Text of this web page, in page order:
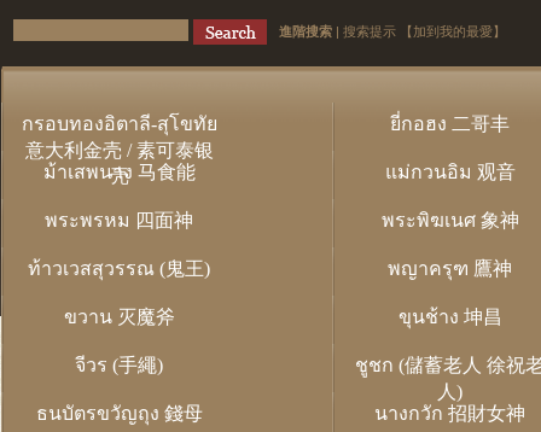
進階搜索 | 搜索提示 【加到我的最愛】
กรอบทองอิตาลี-สุโขทัย
意大利金壳 / 素可泰银
壳
ยี่กอฮง 二哥丰
ม้าเสพนาง 马食能 แม่กวนอิม 观音
พระพรหม 四面神 พระพิฆเนศ 象神
ท้าวเวสสุวรรณ (鬼王) พญาครุฑ 鷹神
ขวาน 灭魔斧 ขุนช้าง 坤昌
จีวร (手繩)
ชูชก (儲蓄老人 徐祝
人)
ธนบัตรขวัญถุง 錢母
นางกวัก 招財女神